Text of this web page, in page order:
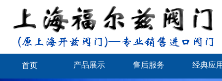
首页 产品展示 售后服务 经典应